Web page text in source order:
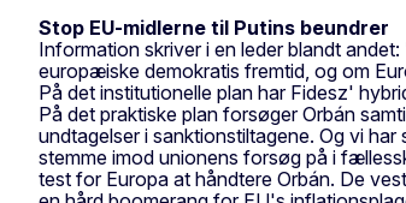
Stop EU-midlerne til Putins beundrer
Information skriver i en leder blandt
europæiske demokratis fremtid, og om
På det institutionelle plan har Fidesz'
På det praktiske plan forsøger Orbán
undtagelser i sanktionstiltagene. Og vi
stemme imod unionens forsøg på i
test for Europa at håndtere Orbán. De